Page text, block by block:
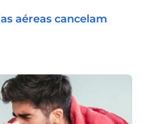
aéreas cancelam